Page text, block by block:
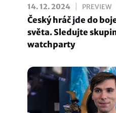
14. 12. 2024 PREVIEW
Český hráč jde do
světa. Sledujte
watchparty